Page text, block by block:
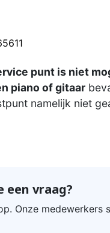
punt is niet
piano of gitaar
namelijk niet
een vraag?
Onze medewerkers